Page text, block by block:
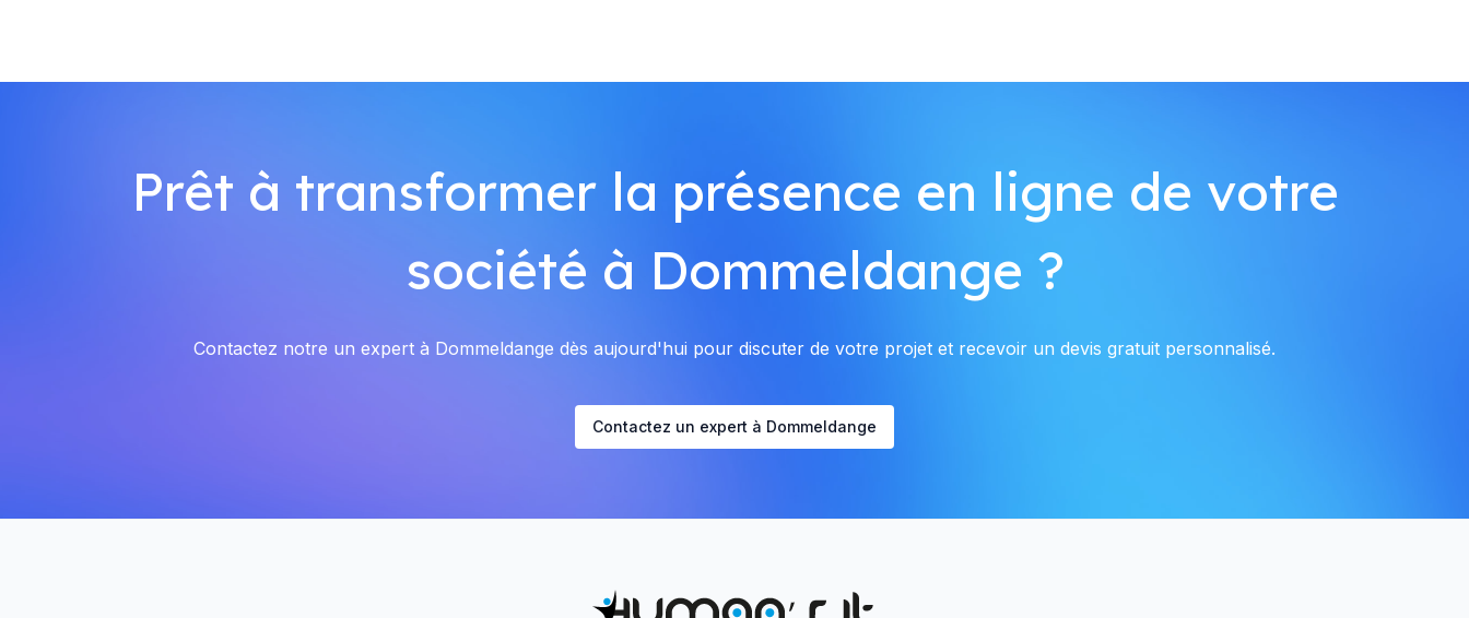
Prêt à transformer la présence en ligne de votre
société à Dommeldange ?
Contactez notre un expert à Dommeldange dès aujourd'hui pour discuter de votre projet et recevoir un devis gratuit personnalisé.
Contactez un expert à Dommeldange